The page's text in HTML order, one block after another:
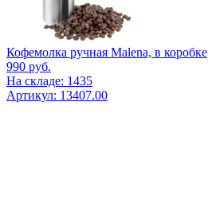
Кофемолка ручная Malena, в коробке
990 руб.
На складе: 1435
Артикул: 13407.00